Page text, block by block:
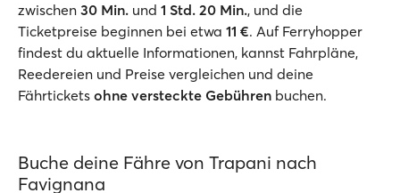
zwischen 30 Min. und 1 Std. 20 Min., und die
Ticketpreise beginnen bei etwa 11 €. Auf Ferryhopper
findest du aktuelle Informationen, kannst Fahrpläne,
Reedereien und Preise vergleichen und deine
Fährtickets ohne versteckte Gebühren buchen.
Buche deine Fähre von Trapani nach
Favignana